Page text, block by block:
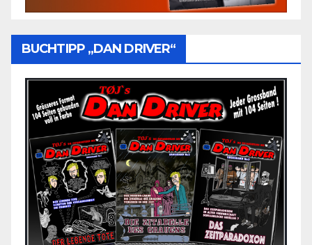
BUCHTIPP „DAN DRIVER“